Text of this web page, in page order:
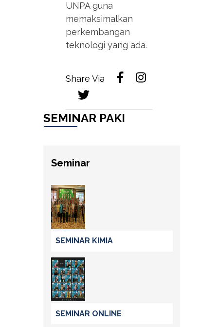
UNPA guna
memaksimalkan
perkembangan
teknologi yang ada.
Share Via
SEMINAR PAKI
Seminar
SEMINAR KIMIA
SEMINAR ONLINE